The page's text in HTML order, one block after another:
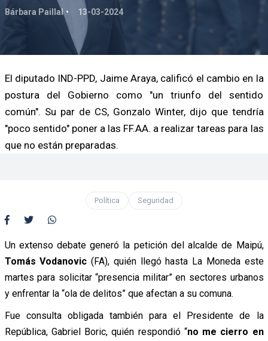
Bárbara Paillal 13-03-2024
El diputado IND-PPD, Jaime Araya, calificó el cambio en la
postura del Gobierno como "un triunfo del sentido
común". Su par de CS, Gonzalo Winter, dijo que tendría
"poco sentido" poner a las FF.AA. a realizar tareas para las
que no están preparadas.
Política Seguridad
Un extenso debate generó la petición del alcalde de Maipú,
Tomás Vodanovic (FA), quién llegó hasta La Moneda este
martespara solicitar “presencia militar” en sectores urbanos
y enfrentar la “ola de delitos” que afectan a su comuna.
Fue consulta obligada también para el Presidente de la
República, Gabriel Boric, quién respondió “no me cierro en